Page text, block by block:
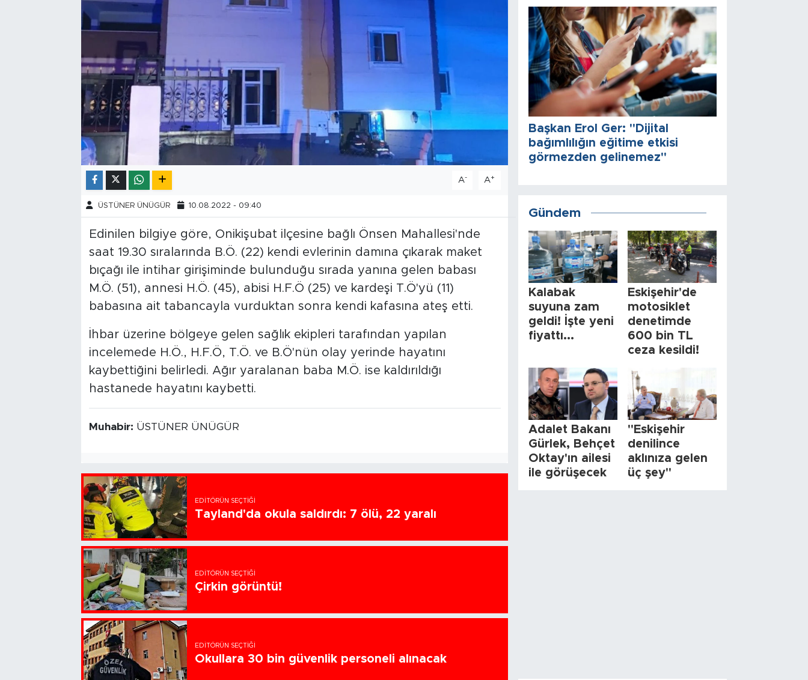
A- A+
ÜSTÜNER ÜNÜGÜR 10.08.2022 - 09:40
Edinilen bilgiye göre, Onikişubat ilçesine bağlı Önsen Mahallesi'nde
saat 19.30 sıralarında B.Ö. (22) kendi evlerinin damına çıkarak maket
bıçağı ile intihar girişiminde bulunduğu sırada yanına gelen babası
M.Ö. (51), annesi H.Ö. (45), abisi H.F.Ö (25) ve kardeşi T.Ö'yü (11)
babasına ait tabancayla vurduktan sonra kendi kafasına ateş etti.
İhbar üzerine bölgeye gelen sağlık ekipleri tarafından yapılan
incelemede H.Ö., H.F.Ö, T.Ö. ve B.Ö'nün olay yerinde hayatını
kaybettiğini belirledi. Ağır yaralanan baba M.Ö. ise kaldırıldığı
hastanede hayatını kaybetti.
Muhabir: ÜSTÜNER ÜNÜGÜR
EDITÖRÜN SEÇTIĞI
Tayland'da okula saldırdı: 7 ölü, 22 yaralı
EDITÖRÜN SEÇTIĞI
Çirkin görüntü!
EDITÖRÜN SEÇTIĞI
Okullara 30 bin güvenlik personeli alınacak
Başkan Erol Ger: "Dijital
bağımlılığın eğitime etkisi
görmezden gelinemez"
Gündem
Kalabak
suyuna zam
geldi! İşte yeni
fiyattı...
Eskişehir'de
motosiklet
denetimde
600 bin TL
ceza kesildi!
Adalet Bakanı
Gürlek, Behçet
Oktay'ın ailesi
ile görüşecek
"Eskişehir
denilince
aklınıza gelen
üç şey"
Foto Şaka
Teknoloji